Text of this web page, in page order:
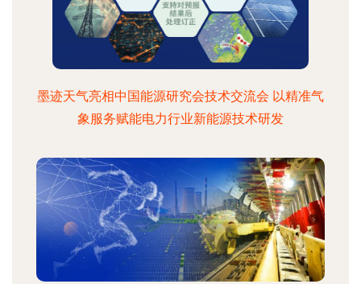
墨迹天气亮相中国能源研究会技术交流会 以精准气
象服务赋能电力行业新能源技术研发